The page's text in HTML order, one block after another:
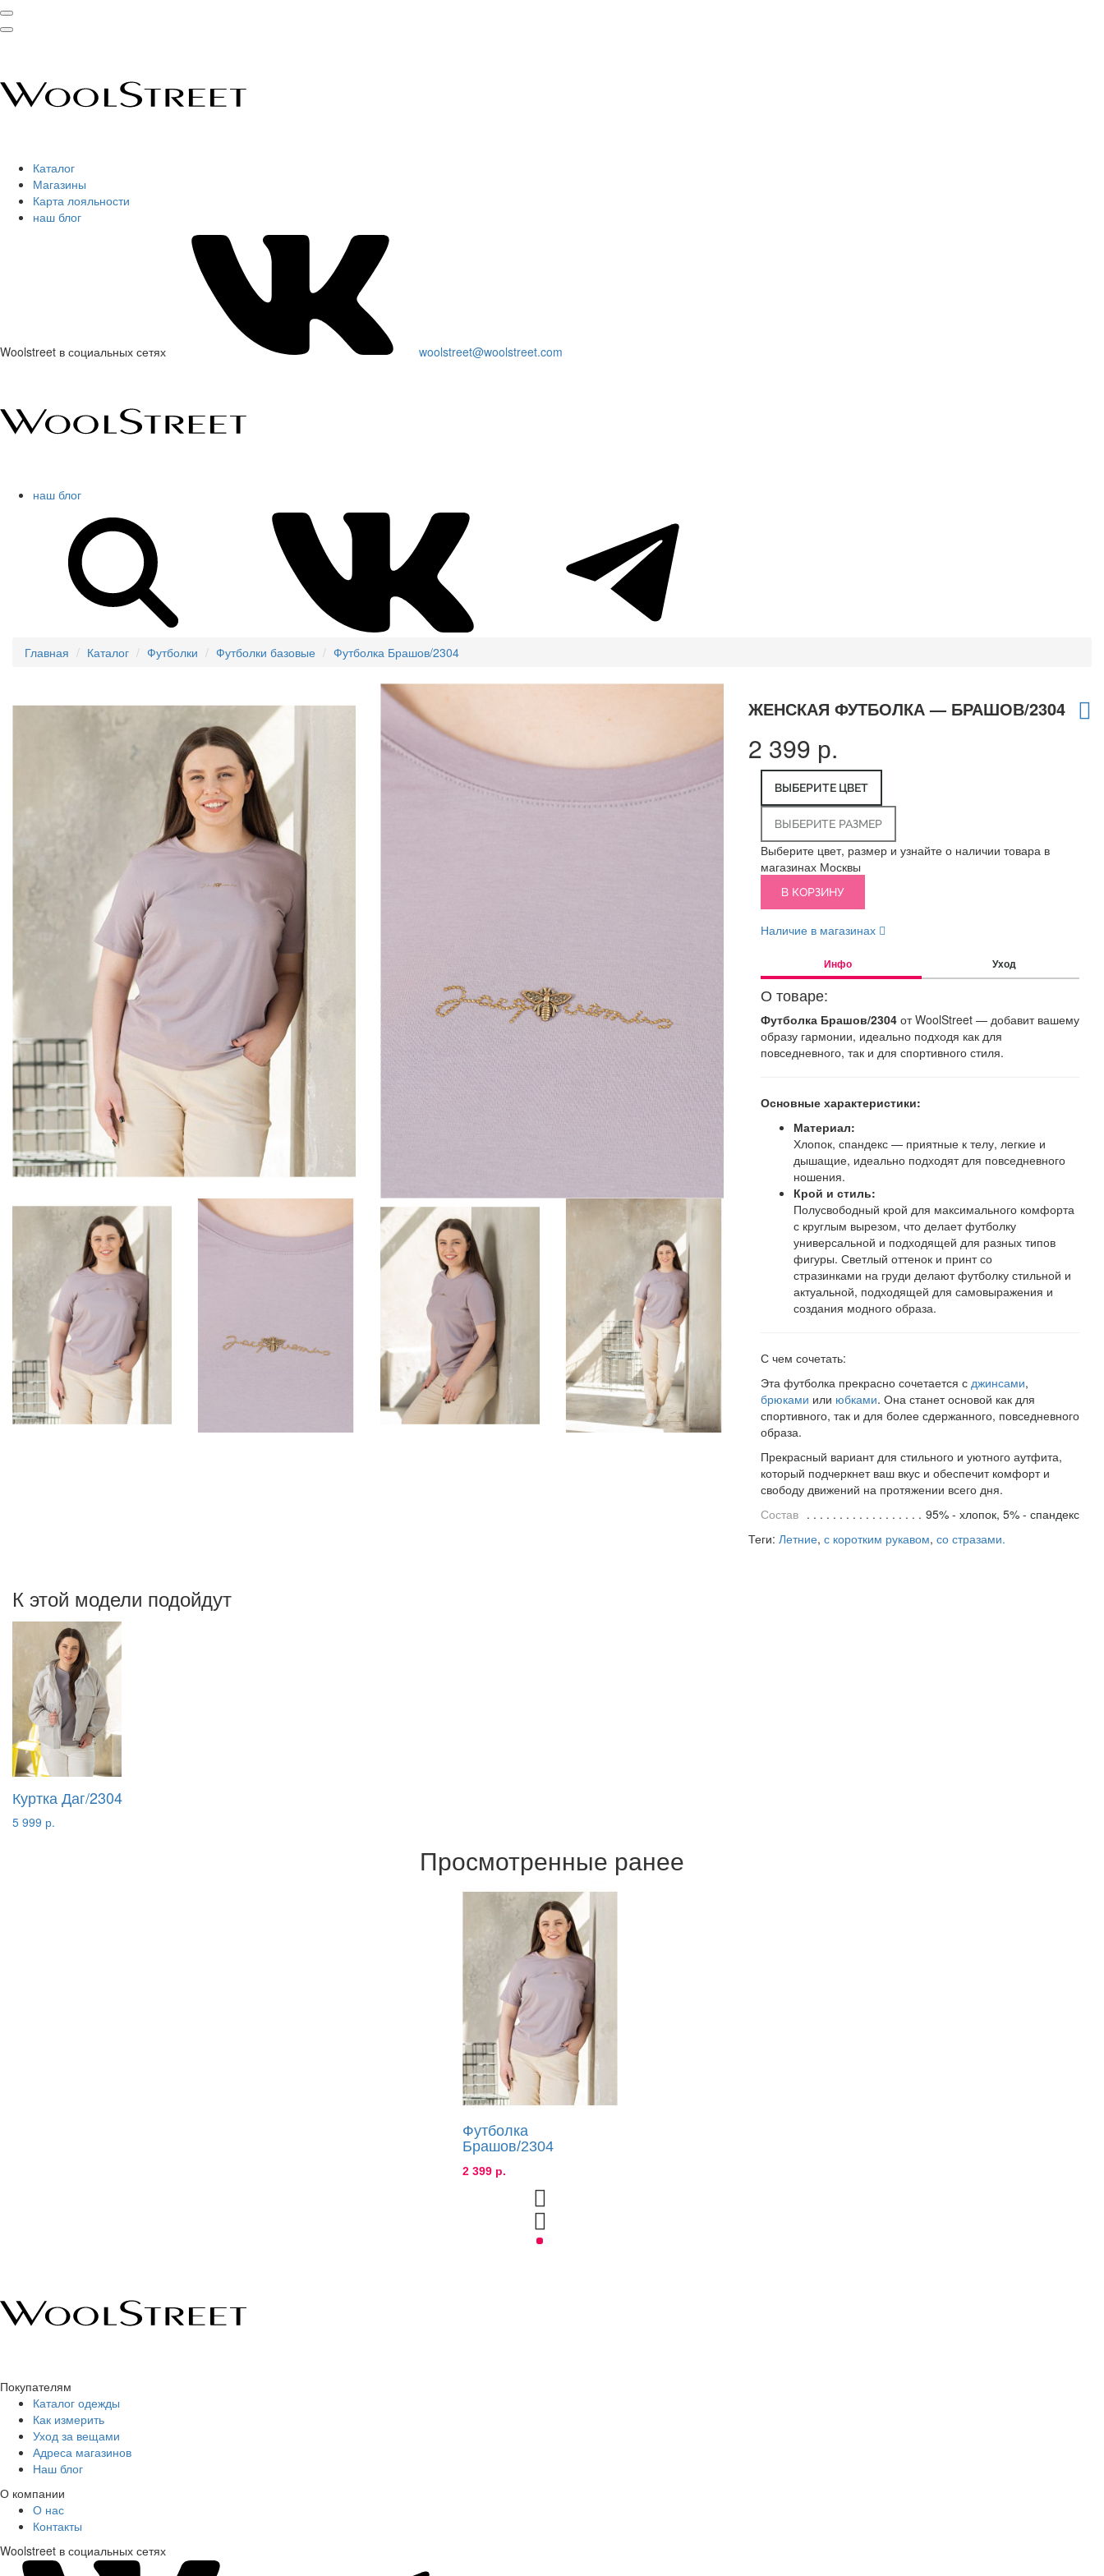
Каталог
Магазины
Карта лояльности
наш блог
Woolstreet в социальных сетях woolstreet@woolstreet.com
наш блог
Главная Каталог Футболки Футболки базовые Футболка Брашов/2304
ЖЕНСКАЯ ФУТБОЛКА — БРАШОВ/2304
2 399 р.
ВЫБЕРИТЕ ЦВЕТ
ВЫБЕРИТЕ РАЗМЕР
Выберите цвет, размер и узнайте о наличии товара в
магазинах Москвы
В КОРЗИНУ
Наличие в магазинах
Инфо Уход
О товаре:
Футболка Брашов/2304 от WoolStreet — добавит вашему
образу гармонии, идеально подходя как для
повседневного, так и для спортивного стиля.
Основные характеристики:
Материал:
Хлопок, спандекс — приятные к телу, легкие и
дышащие, идеально подходят для повседневного
ношения.
Крой и стиль:
Полусвободный крой для максимального комфорта
с круглым вырезом, что делает футболку
универсальной и подходящей для разных типов
фигуры. Светлый оттенок и принт со
стразинками на груди делают футболку стильной и
актуальной, подходящей для самовыражения и
создания модного образа.
С чем сочетать:
Эта футболка прекрасно сочетается с джинсами,
брюками или юбками. Она станет основой как для
спортивного, так и для более сдержанного, повседневного
образа.
Прекрасный вариант для стильного и уютного аутфита,
который подчеркнет ваш вкус и обеспечит комфорт и
свободу движений на протяжении всего дня.
Состав
95% - хлопок, 5% - спандекс
Теги: Летние, с коротким рукавом, со стразами.
К этой модели подойдут
Куртка Даг/2304
5 999 р.
Просмотренные ранее
Футболка
Брашов/2304
2 399 р.
Покупателям
Каталог одежды
Как измерить
Уход за вещами
Адреса магазинов
Наш блог
О компании
О нас
Контакты
Woolstreet в социальных сетях